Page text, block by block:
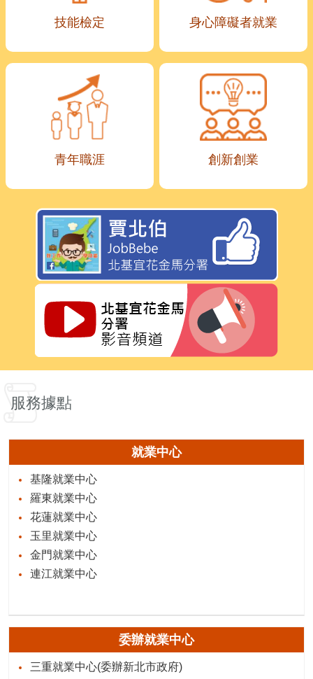
技能檢定 身心障礙者就業
青年職涯 創新創業
服務據點
就業中心
基隆就業中心
羅東就業中心
花蓮就業中心
玉里就業中心
金門就業中心
連江就業中心
委辦就業中心
三重就業中心(委辦新北市政府)